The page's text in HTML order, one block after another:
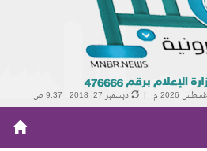
ديسمبر 27, 2018 , 9:37 ص